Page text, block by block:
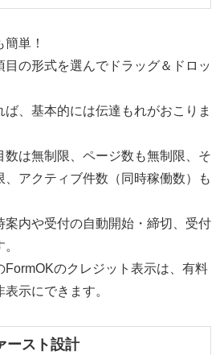
単！
の形式を選んでドラッグ＆ドロッ
、基本的には伝達もれがおこりま
数は無制限、ページ数も無制限、そ
、アクティブ件数（同時稼働数）も
案内や受付の自動開始・締切、受付
FormOKのクレジット表示は、有料
示にできます。
スト設計